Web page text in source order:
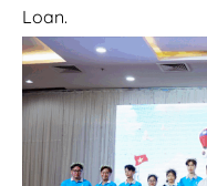
Loan.